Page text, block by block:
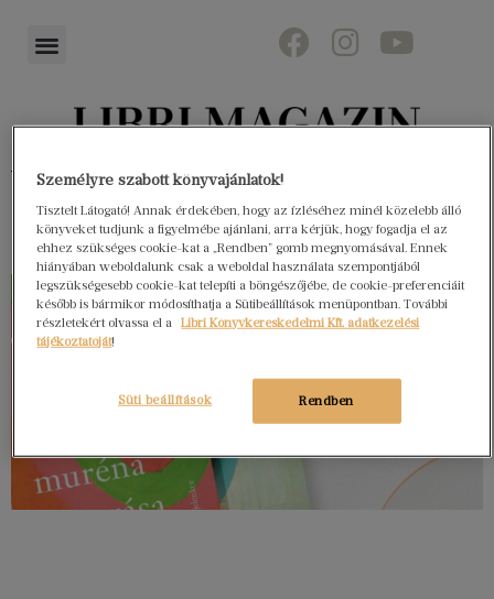
Könyvektől az olvasókig
Személyre szabott könyvajánlatok!
Tisztelt Látogató! Annak érdekében, hogy az ízléséhez minél közelebb álló
könyveket tudjunk a figyelmébe ajánlani, arra kérjük, hogy fogadja el az
ehhez szükséges cookie-kat a „Rendben” gomb megnyomásával. Ennek
hiányában weboldalunk csak a weboldal használata szempontjából
legszükségesebb cookie-kat telepíti a böngészőjébe, de cookie-preferenciáit
később is bármikor módosíthatja a Sütibeállítások menüpontban. További
részletekért olvassa el a
Libri Könyvkereskedelmi Kft. adatkezelési
tájékoztatóját!
Rendben
Süti beállítások